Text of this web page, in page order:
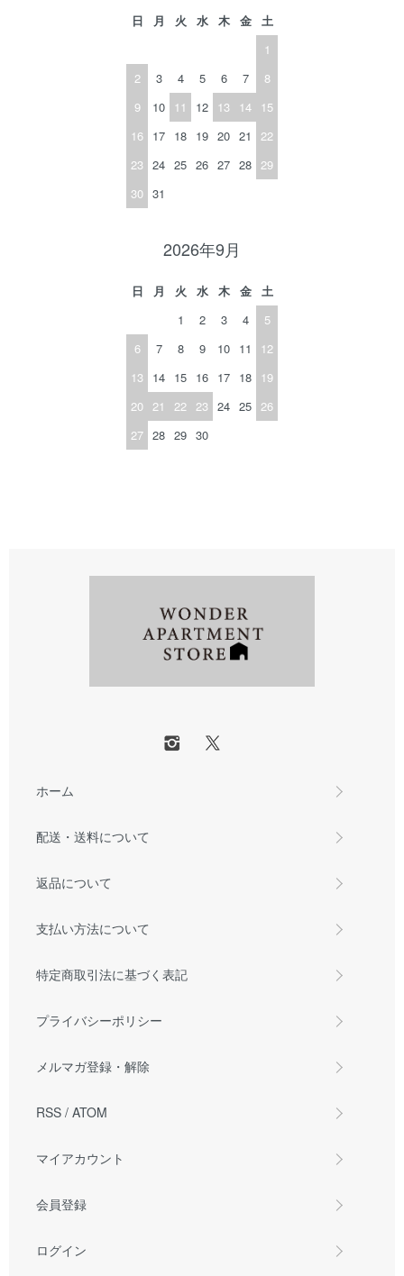
日 月 火 水 木 金
土
1
2
3 4 5 6 7
8
9
10 11 12 13 14
15
16 17 18 19 20 21
22
23 24 25 26 27 28 29
30 31
2026年9月
日 月 火 水 木 金
土
1
2 3 4
5
6
7 8 9 10 11
12
13
14 15 16 17 18
19
20 21 22 23 24 25 26
27 28 29 30
ホーム
配送・送料について
返品について
支払い方法について
特定商取引法に基づく表記
プライバシーポリシー
メルマガ登録・解除
RSS / ATOM
マイアカウント
会員登録
ログイン